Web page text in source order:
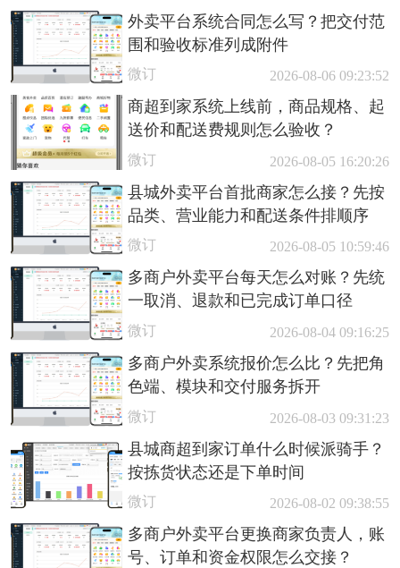
外卖平台系统合同怎么写？把交付范
围和验收标准列成附件
微订 2026-08-06 09:23:52
商超到家系统上线前，商品规格、起
送价和配送费规则怎么验收？
微订 2026-08-05 16:20:26
县城外卖平台首批商家怎么接？先按
品类、营业能力和配送条件排顺序
微订 2026-08-05 10:59:46
多商户外卖平台每天怎么对账？先统
一取消、退款和已完成订单口径
微订 2026-08-04 09:16:25
多商户外卖系统报价怎么比？先把角
色端、模块和交付服务拆开
微订 2026-08-03 09:31:23
县城商超到家订单什么时候派骑手？
按拣货状态还是下单时间
微订 2026-08-02 09:38:55
多商户外卖平台更换商家负责人，账
号、订单和资金权限怎么交接？